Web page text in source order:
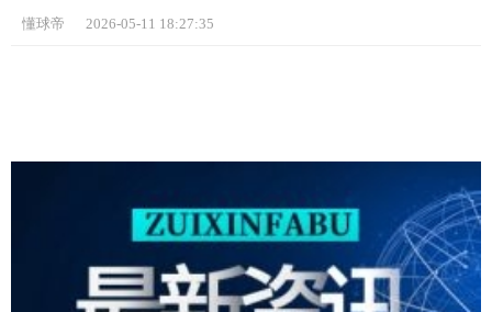
懂球帝 2026-05-11 18:27:35